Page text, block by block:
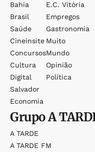
Bahia
Brasil
Saúde
Cineinsite
Concursos
Cultura
Digital
Salvador
Economia
E.c. Vitória
Empregos
Gastronomia
Muito
Mundo
Opinião
Política
GrupoA
A TARDE
A TARDE FM